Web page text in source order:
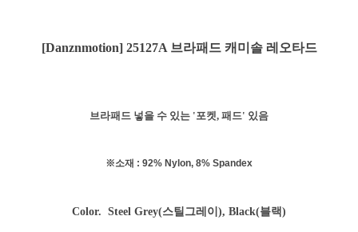
[Danznmotion] 25127A 브라패드 캐미솔 레오타드
브라패드 넣을 수 있는 '포켓, 패드' 있음
※소재 : 92% Nylon, 8% Spandex
Color. Steel Grey(스틸그레이), Black(블랙)